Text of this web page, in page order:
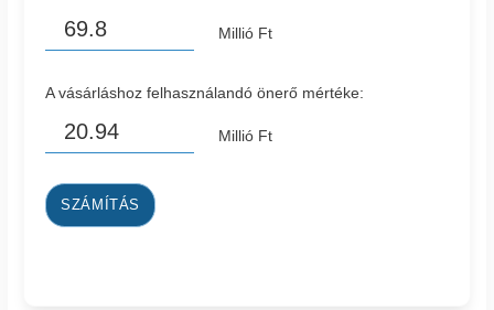
Millió Ft
A vásárláshoz felhasználandó önerő mértéke:
Millió Ft
SZÁMÍTÁS